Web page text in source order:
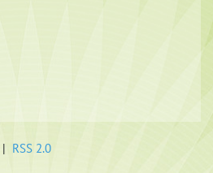
| RSS 2.0